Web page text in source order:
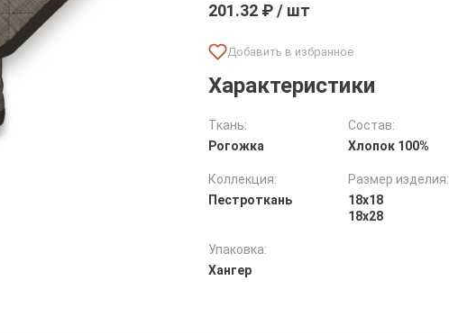
201.32 ₽ / шт
Характеристики
Ткань:
Рогожка
Состав:
Хлопок 100%
Коллекция:
Пестроткань
Размер изделия:
18х18
18х28
Упаковка:
Хангер